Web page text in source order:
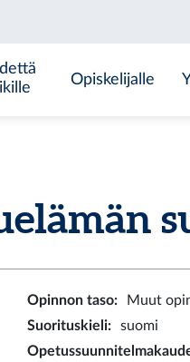
Opiskelijalle
Opinnon taso:
Muut
Suorituskieli:
suomi